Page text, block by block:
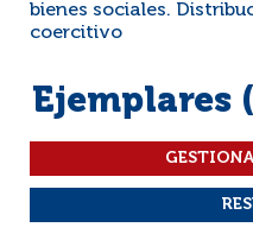
bienes sociales.
coercitivo
Ejemplares